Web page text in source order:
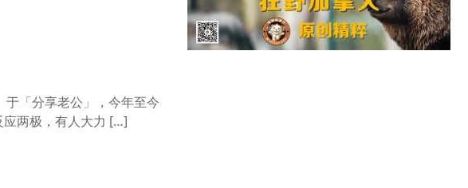
「分享老公」，今年至今
应两极，有人大力 […]